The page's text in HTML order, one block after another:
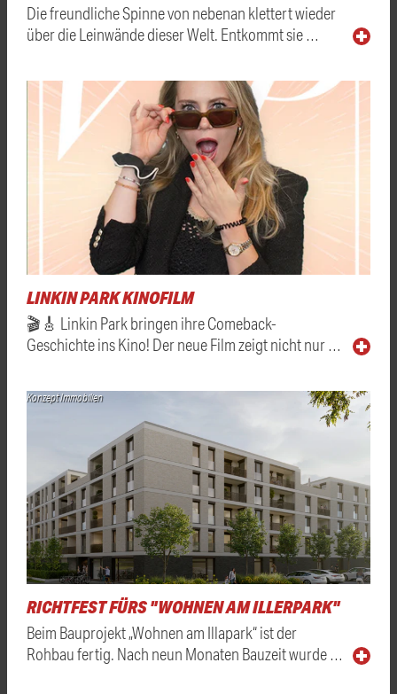
Die freundliche Spinne von nebenan klettert wieder
über die Leinwände dieser Welt. Entkommt sie …
LINKIN PARK KINOFILM
🎬🎸 Linkin Park bringen ihre Comeback-
Geschichte ins Kino! Der neue Film zeigt nicht nur …
Konzept Immobilien
RICHTFEST FÜRS "WOHNEN AM ILLERPARK"
Beim Bauprojekt „Wohnen am Illapark“ ist der
Rohbau fertig. Nach neun Monaten Bauzeit wurde …